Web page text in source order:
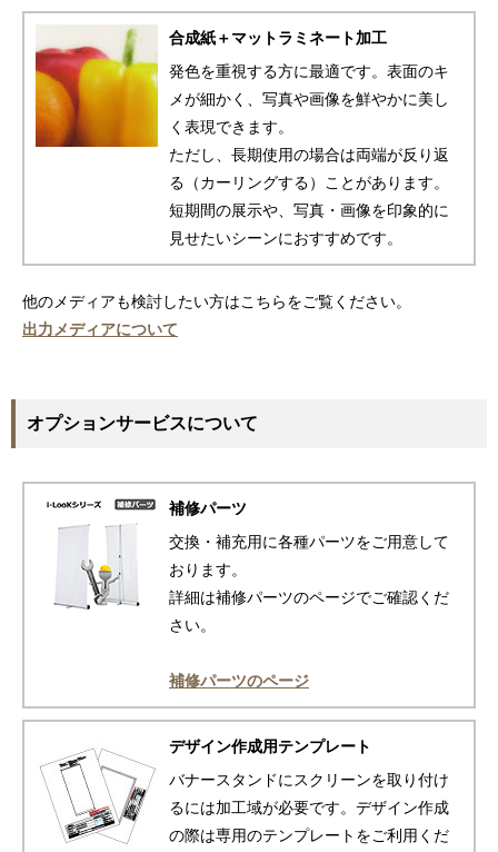
合成紙＋マットラミネート加工
発色を重視する方に最適です。表面のキ
メが細かく、写真や画像を鮮やかに美し
く表現できます。
ただし、長期使用の場合は両端が反り返
る（カーリングする）ことがあります。
短期間の展示や、写真・画像を印象的に
見せたいシーンにおすすめです。
他のメディアも検討したい方はこちらをご覧ください。
出力メディアについて
オプションサービスについて
補修パーツ
交換・補充用に各種パーツをご用意して
おります。
詳細は補修パーツのページでご確認くだ
さい。
補修パーツのページ
デザイン作成用テンプレート
バナースタンドにスクリーンを取り付け
るには加工域が必要です。デザイン作成
の際は専用のテンプレートをご利用くだ